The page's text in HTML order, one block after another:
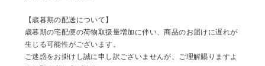
【歳暮期の配送について】
歳暮期の宅配便の荷物取扱量増加に伴い、商品のお届けに遅れが
生じる可能性がございます。
ご迷惑をお掛けし誠に申し訳ございませんが、ご理解賜りますよ